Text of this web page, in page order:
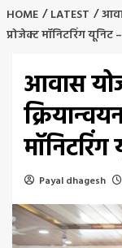
HOME LATEST
प्रोजेक्ट मॉनिटरिंग
आवास
Payal dhagesh